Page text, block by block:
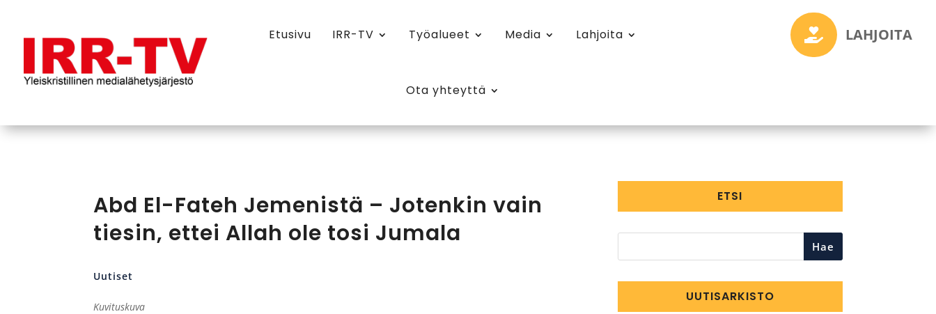
Etusivu IRR-TV Työalueet Media Lahjoita
Ota yhteyttä
 LAHJOITA
Abd El-Fateh Jemenistä – Jotenkin vain
tiesin, ettei Allah ole tosi Jumala
Uutiset
Kuvituskuva
ETSI
Hae
UUTISARKISTO